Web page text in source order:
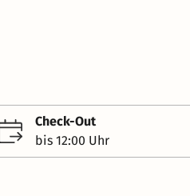
Check-Out
bis 12:00 Uhr